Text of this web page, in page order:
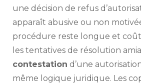
une décision de refus
apparaît abusive ou non
procédure reste longue et
les tentatives de résolution
contestation d’une
même logique juridique. Les